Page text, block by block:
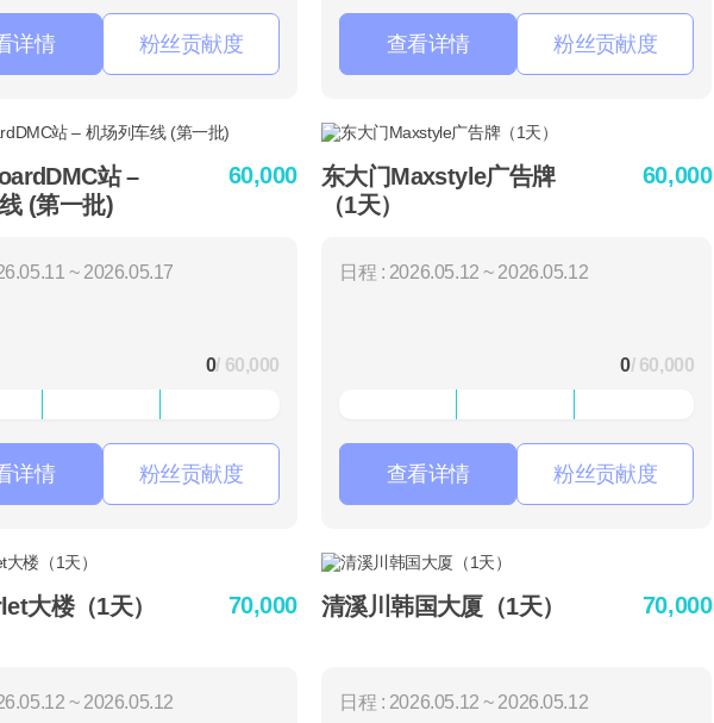
详情 粉丝贡献度 查看详情 粉丝贡献度
站 –
(第一批)
60,000
~ 2026.05.17
0/ 60,000
详情 粉丝贡献度
东大门Maxstyle广告牌
（1天）
60,000
日程 : 2026.05.12 ~ 2026.05.12
0/ 60,000
查看详情 粉丝贡献度
大楼（1天） 70,000
~ 2026.05.12
清溪川韩国大厦（1天） 70,000
日程 : 2026.05.12 ~ 2026.05.12